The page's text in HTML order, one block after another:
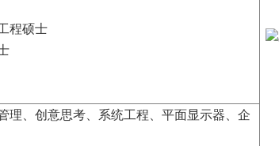
程硕士
理、创意思考、系统工程、平面显示器、企